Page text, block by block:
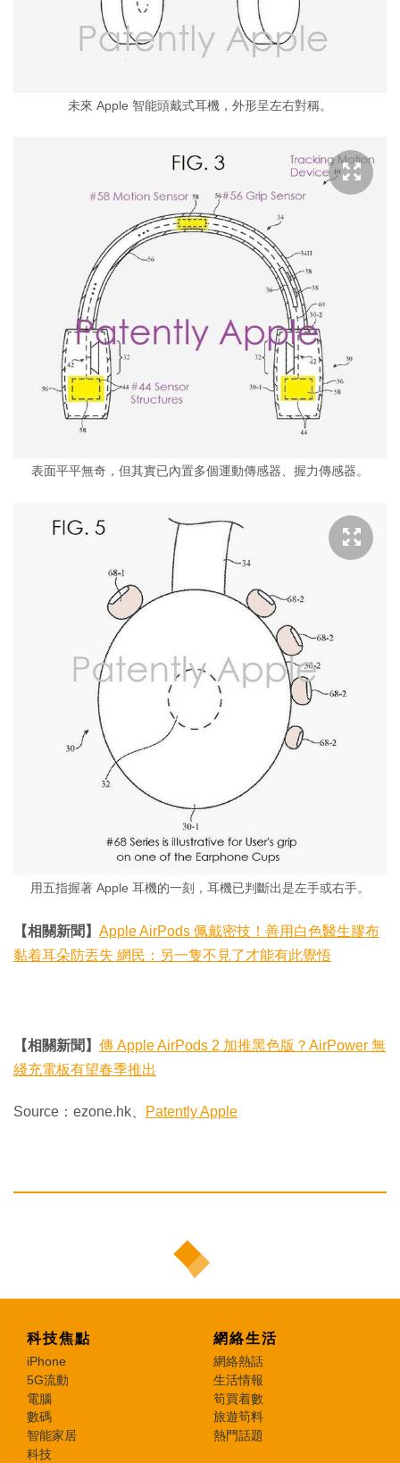
未來 Apple 智能頭戴式耳機，外形呈左右對稱。
表面平平無奇，但其實已內置多個運動傳感器、握力傳感器。
用五指握著 Apple 耳機的一刻，耳機已判斷出是左手或右手。
【相關新聞】 Apple AirPods 佩戴密技！善用白色醫生膠布
黏着耳朵防丟失 網民：另一隻不見了才能有此覺悟
【相關新聞】 傳 Apple AirPods 2 加推黑色版？AirPower 無
綫充電板有望春季推出
Source：ezone.hk、 Patently Apple
科技焦點
iPhone
5G流動
電腦
數碼
智能家居
科技
網絡生活
網絡熱話
生活情報
筍買着數
旅遊筍料
熱門話題